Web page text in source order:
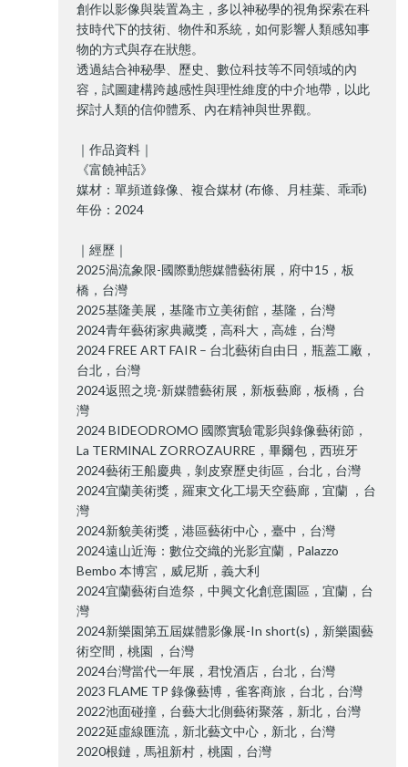
創作以影像與裝置為主，多以神秘學的視角探索在科
技時代下的技術、物件和系統，如何影響人類感知事
物的方式與存在狀態。
透過結合神秘學、歷史、數位科技等不同領域的內
容，試圖建構跨越感性與理性維度的中介地帶，以此
探討人類的信仰體系、內在精神與世界觀。
｜作品資料｜
《富饒神話》
媒材：單頻道錄像、複合媒材 (布條、月桂葉、乖乖)
年份：2024
｜經歷｜
2025渦流象限-國際動態媒體藝術展，府中15，板
橋，台灣
2025基隆美展，基隆市立美術館，基隆，台灣
2024青年藝術家典藏獎，高科大，高雄，台灣
2024 FREE ART FAIR – 台北藝術自由日，瓶蓋工廠，
台北，台灣
2024返照之境-新媒體藝術展，新板藝廊，板橋，台
灣
2024 BIDEODROMO 國際實驗電影與錄像藝術節，
La TERMINAL ZORROZAURRE，畢爾包，西班牙
2024藝術王船慶典，剝皮寮歷史街區，台北，台灣
2024宜蘭美術獎，羅東文化工場天空藝廊，宜蘭 ，台
灣
2024新貌美術獎，港區藝術中心，臺中，台灣
2024遠山近海：數位交織的光影宜蘭，Palazzo
Bembo 本博宮，威尼斯，義大利
2024宜蘭藝術自造祭，中興文化創意園區，宜蘭，台
灣
2024新樂園第五屆媒體影像展-In short(s)，新樂園藝
術空間，桃園 ，台灣
2024台灣當代一年展，君悅酒店，台北，台灣
2023 FLAME TP 錄像藝博，雀客商旅，台北，台灣
2022池面碰撞，台藝大北側藝術聚落，新北，台灣
2022延虛線匯流，新北藝文中心，新北，台灣
2020根鏈，馬祖新村，桃園，台灣